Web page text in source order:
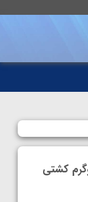
اردویی وزن ۷۴ کیلوگرم کشتی